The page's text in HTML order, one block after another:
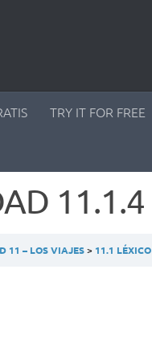
TRY IT FOR FREE
11.1.4
11 – LOS VIAJES 11.1 LÉXICO